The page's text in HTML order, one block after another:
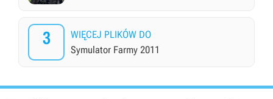
3
WIĘCEJ PLIKÓW DO
Symulator Farmy 2011